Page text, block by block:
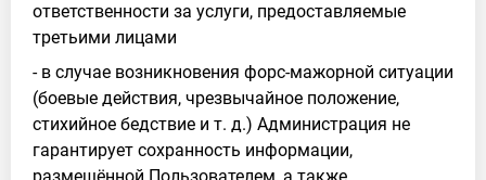
ответственности за услуги, предоставляемые
третьими лицами
- в случае возникновения форс-мажорной ситуации
(боевые действия, чрезвычайное положение,
стихийное бедствие и т. д.) Администрация не
гарантирует сохранность информации,